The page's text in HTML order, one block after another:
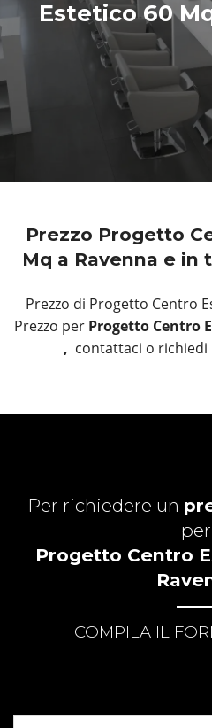
Estetico 60
Prezzo Progetto
Mq a Ravenna e
Prezzo di Progetto Centro
Prezzo perProgetto Centro
, contattaci o
Per richiedere un
per
Progetto Centro
COMPILA IL